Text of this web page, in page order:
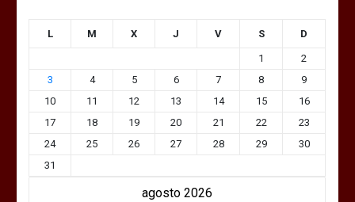
agosto 2026
L M X J V S D
1
2
3
4 5 6 7 8
9
10
11 12 13 14 15
16
17
18 19 20 21 22
23
24
25 26 27 28 29
30
31